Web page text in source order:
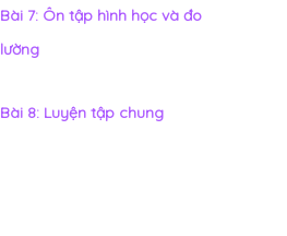
Bài 7: Ôn tập hình học và đo
lường
Bài 8: Luyện tập chung